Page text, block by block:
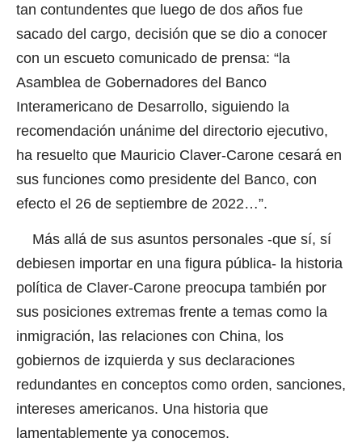
tan contundentes que luego de dos años fue
sacado del cargo, decisión que se dio a conocer
con un escueto comunicado de prensa: “la
Asamblea de Gobernadores del Banco
Interamericano de Desarrollo, siguiendo la
recomendación unánime del directorio ejecutivo,
ha resuelto que Mauricio Claver-Carone cesará en
sus funciones como presidente del Banco, con
efecto el 26 de septiembre de 2022…”.
Más allá de sus asuntos personales -que sí, sí
debiesen importar en una figura pública- la historia
política de Claver-Carone preocupa también por
sus posiciones extremas frente a temas como la
inmigración, las relaciones con China, los
gobiernos de izquierda y sus declaraciones
redundantes en conceptos como orden, sanciones,
intereses americanos. Una historia que
lamentablemente ya conocemos.